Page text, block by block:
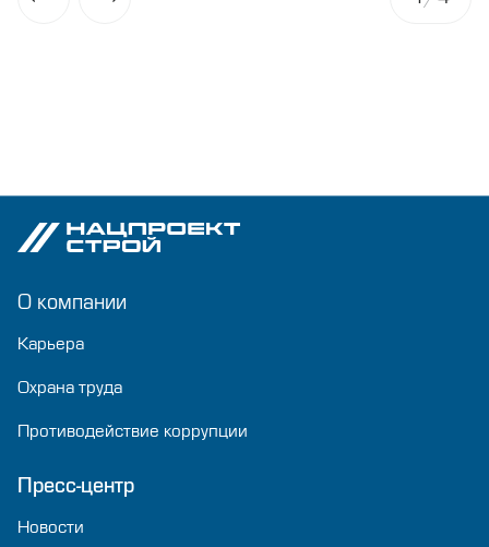
О компании
Карьера
Охрана труда
Противодействие коррупции
Пресс-центр
Новости